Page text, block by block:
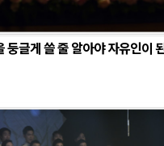
둥글게 쓸 줄 알아야 자유인이